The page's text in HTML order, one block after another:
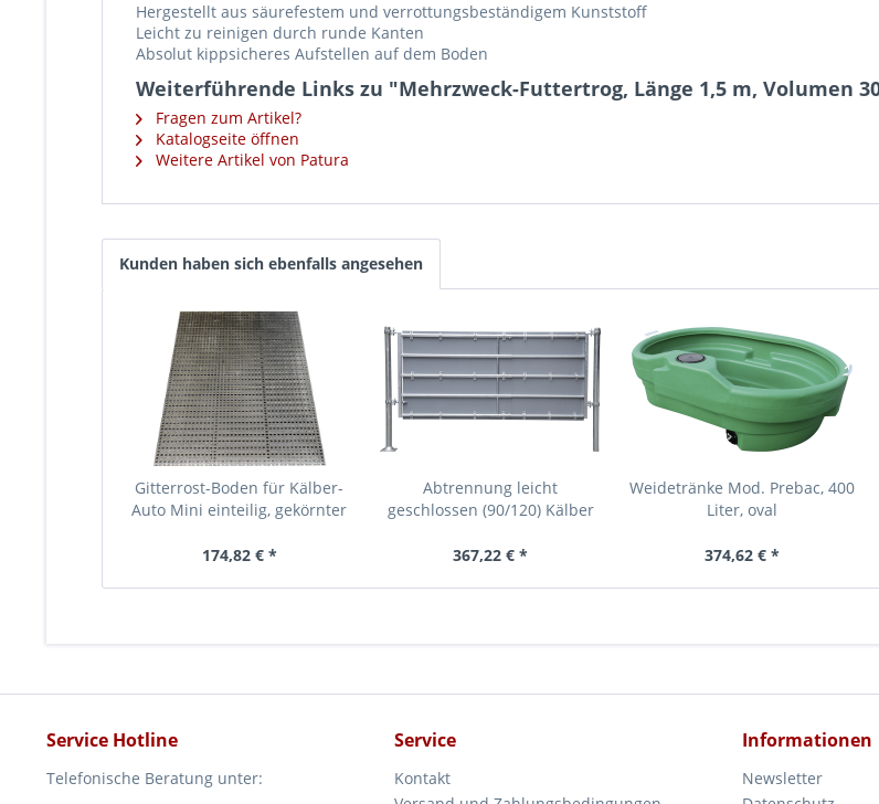
Hergestellt aus säurefestem und verrottungsbeständigem Kunststoff
Leicht zu reinigen durch runde Kanten
Absolut kippsicheres Aufstellen auf dem Boden
Weiterführende Links zu "Mehrzweck-Futtertrog, Länge 1,5 m, Volumen
Fragen zum Artikel?
Katalogseite öffnen
Weitere Artikel von Patura
Kunden haben sich ebenfalls angesehen
Gitterrost-Boden für Kälber-
Auto Mini einteilig, gekörnter
174,82 € *
Abtrennung leicht
geschlossen (90/120) Kälber
367,22 € *
Weidetränke Mod. Prebac, 400
Liter, oval
374,62 € *
Service Hotline
Telefonische Beratung unter:
Service
Kontakt
Informationen
Newsletter